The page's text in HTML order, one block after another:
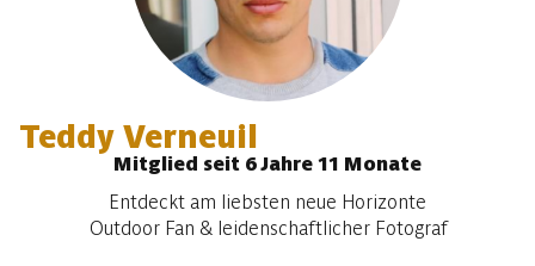
Teddy Verneuil
Mitglied seit 6 Jahre 11 Monate
Entdeckt am liebsten neue Horizonte
Outdoor Fan & leidenschaftlicher Fotograf